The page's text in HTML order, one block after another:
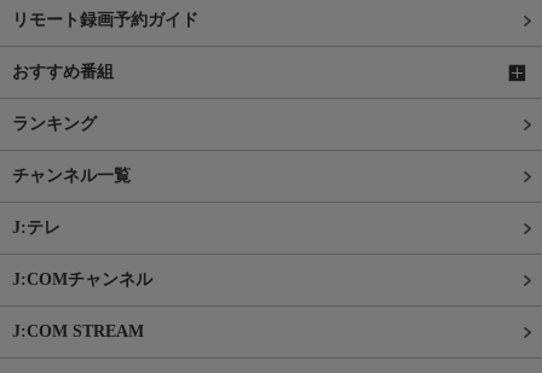
リモート録画予約ガイド
おすすめ番組
ランキング
チャンネル一覧
J:テレ
J:COMチャンネル
J:COM STREAM